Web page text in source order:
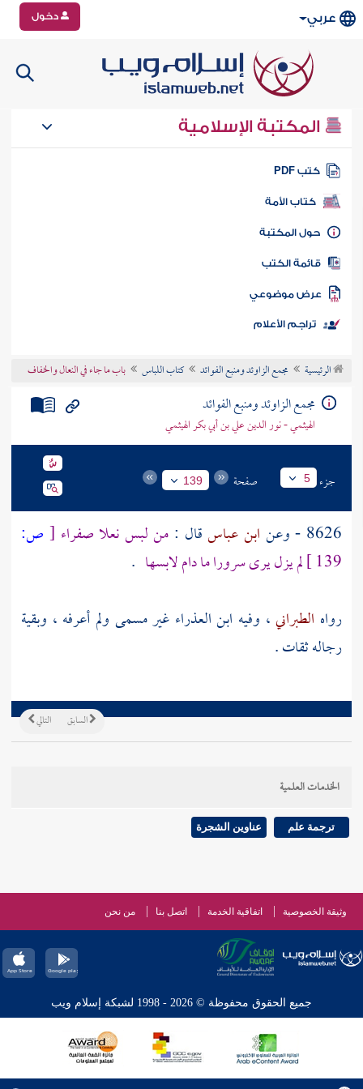
عربي دخول
المكتبة الإسلامية
كتب PDF
كتاب الأمة
المكتبة
الكتب
موضوعي
تراجم الأعلام
الرئيسية مجمع الزاوئد ومنبع الفوائد كتاب اللباس باب ما جاء في النعال والخفاف
مجمع الزاوئد ومنبع الفوائد
الهيثمي - نور الدين علي بن أبي بكر الهيثمي
جزء 5 صفحة 139
8626 - وعن ابن عباسقال : من لبس نعلا صفراء [ ص:
139 ] لم يزل يرى سرورا ما دام لابسها .
رواه الطبراني، وفيه ابن العذراء غير مسمى ولم أعرفه ، وبقية
رجاله ثقات .
التالي السابق
الخدمات العلمية
ترجمة علم عناوين الشجرة
وثيقة الخصوصية اتفاقية الخدمة اتصل بنا من نحن
جميع الحقوق محفوظة © 2026 - 1998 لشبكة إسلام ويب